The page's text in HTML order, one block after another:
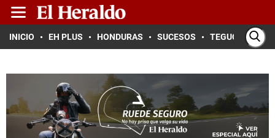
INICIO EH PLUS HONDURAS SUCESOS TEGUCIGALPA